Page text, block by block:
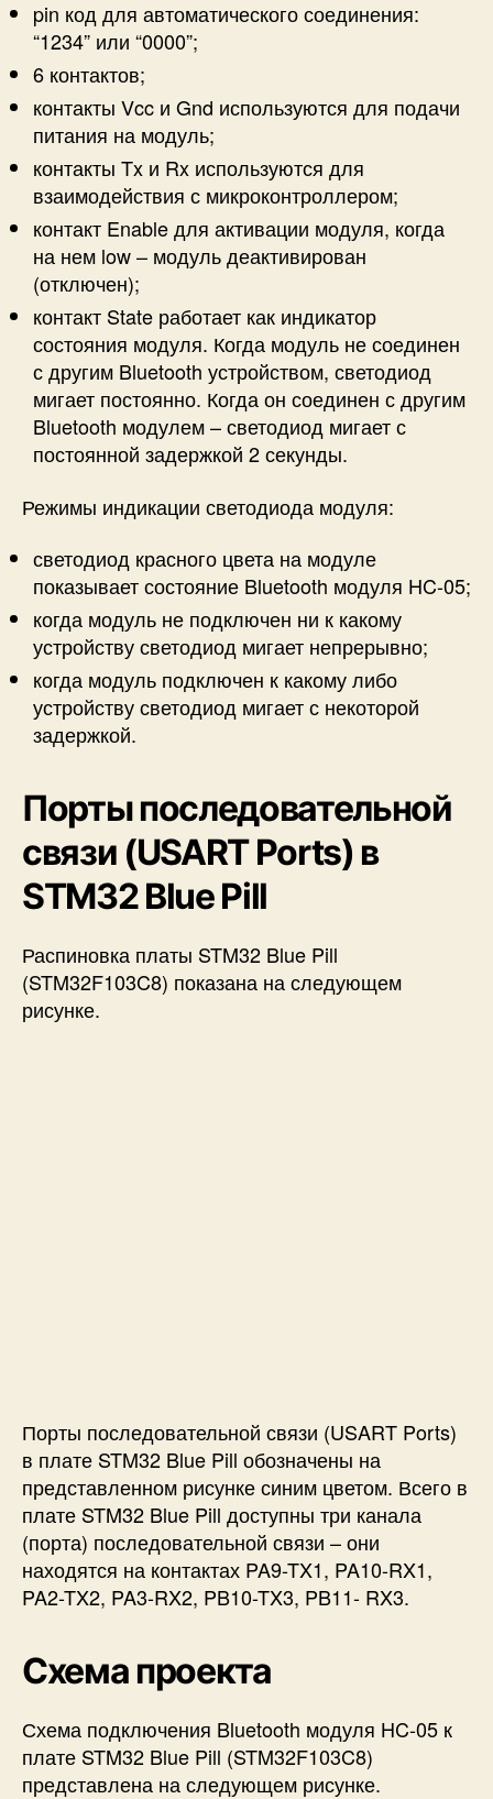
pin код для автоматического соединения:
“1234” или “0000”;
6 контактов;
контакты Vcc и Gnd используются для подачи
питания на модуль;
контакты Tx и Rx используются для
взаимодействия с микроконтроллером;
контакт Enable для активации модуля, когда
на нем low – модуль деактивирован
(отключен);
контакт State работает как индикатор
состояния модуля. Когда модуль не соединен
с другим Bluetooth устройством, светодиод
мигает постоянно. Когда он соединен с другим
Bluetooth модулем – светодиод мигает с
постоянной задержкой 2 секунды.
Режимы индикации светодиода модуля:
светодиод красного цвета на модуле
показывает состояние Bluetooth модуля HC-05;
когда модуль не подключен ни к какому
устройству светодиод мигает непрерывно;
когда модуль подключен к какому либо
устройству светодиод мигает с некоторой
задержкой.
Порты последовательной
связи (USART Ports) в
STM32 Blue Pill
Распиновка платы STM32 Blue Pill
(STM32F103C8) показана на следующем
рисунке.
Порты последовательной связи (USART Ports)
в плате STM32 Blue Pill обозначены на
представленном рисунке синим цветом. Всего в
плате STM32 Blue Pill доступны три канала
(порта) последовательной связи – они
находятся на контактах PA9-TX1, PA10-RX1,
PA2-TX2, PA3-RX2, PB10-TX3, PB11- RX3.
Схема проекта
Схема подключения Bluetooth модуля HC-05 к
плате STM32 Blue Pill (STM32F103C8)
представлена на следующем рисунке.